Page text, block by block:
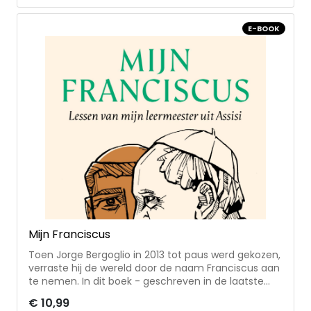
inspiratie voor de wereld van vandaag: zorg voor de
schepping, vrede, broederschap en een kerk van
eenvoud • in vijftien vragen spreekt paus Franciscus
uitdagingen binnen de kerk • met een brief van
E-BOOK
Mijn Franciscus
Toen Jorge Bergoglio in 2013 tot paus werd gekozen,
verraste hij de wereld door de naam Franciscus aan
te nemen. In dit boek - geschreven in de laatste
voor het eerst uitgebreid over zijn persoonlijke band
€ 10,99